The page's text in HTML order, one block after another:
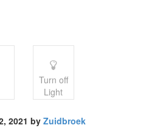
Turn off
Light
2021 by Zuidbroek